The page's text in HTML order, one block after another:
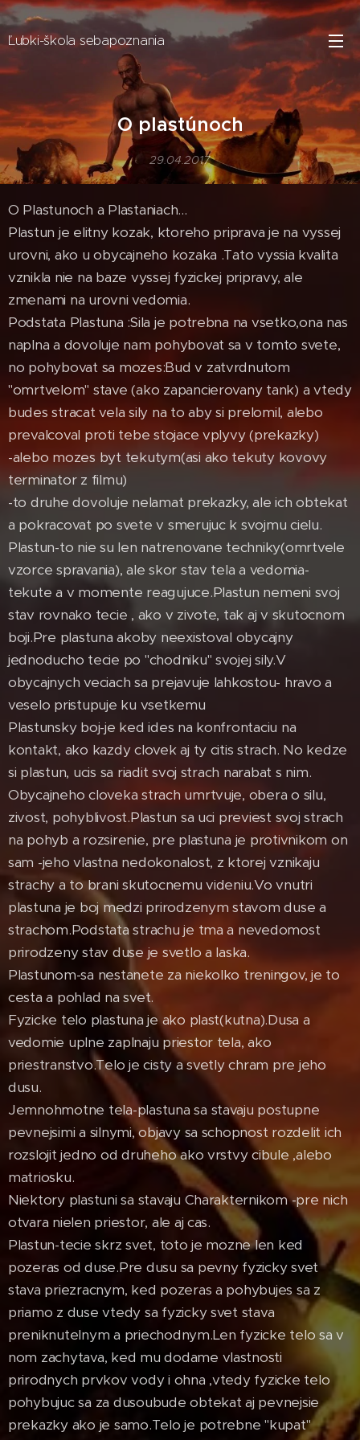
Ľubki-škola sebapoznania
O plastúnoch
29.04.2017
O Plastunoch a Plastaniach...
Plastun je elitny kozak, ktoreho priprava je na vyssej
urovni, ako u obycajneho kozaka .Tato vyssia kvalita
vznikla nie na baze vyssej fyzickej pripravy, ale
zmenami na urovni vedomia.
Podstata Plastuna :Sila je potrebna na vsetko,ona nas
naplna a dovoluje nam pohybovat sa v tomto svete,
no pohybovat sa mozes:Bud v zatvrdnutom
"omrtvelom" stave (ako zapancierovany tank) a vtedy
budes stracat vela sily na to aby si prelomil, alebo
prevalcoval proti tebe stojace vplyvy (prekazky)
-alebo mozes byt tekutym(asi ako tekuty kovovy
terminator z filmu)
-to druhe dovoluje nelamat prekazky, ale ich obtekat
a pokracovat po svete v smerujuc k svojmu cielu.
Plastun-to nie su len natrenovane techniky(omrtvele
vzorce spravania), ale skor stav tela a vedomia-
tekute a v momente reagujuce.Plastun nemeni svoj
stav rovnako tecie , ako v zivote, tak aj v skutocnom
boji.Pre plastuna akoby neexistoval obycajny
jednoducho tecie po "chodniku" svojej sily.V
obycajnych veciach sa prejavuje lahkostou- hravo a
veselo pristupuje ku vsetkemu
Plastunsky boj-je ked ides na konfrontaciu na
kontakt, ako kazdy clovek aj ty citis strach. No kedze
si plastun, ucis sa riadit svoj strach narabat s nim.
Obycajneho cloveka strach umrtvuje, obera o silu,
zivost, pohyblivost.Plastun sa uci previest svoj strach
na pohyb a rozsirenie, pre plastuna je protivnikom on
sam -jeho vlastna nedokonalost, z ktorej vznikaju
strachy a to brani skutocnemu videniu.Vo vnutri
plastuna je boj medzi prirodzenym stavom duse a
strachom.Podstata strachu je tma a nevedomost
prirodzeny stav duse je svetlo a laska.
Plastunom-sa nestanete za niekolko treningov, je to
cesta a pohlad na svet.
Fyzicke telo plastuna je ako plast(kutna).Dusa a
vedomie uplne zaplnaju priestor tela, ako
priestranstvo.Telo je cisty a svetly chram pre jeho
dusu.
Jemnohmotne tela-plastuna sa stavaju postupne
pevnejsimi a silnymi, objavy sa schopnost rozdelit ich
rozslojit jedno od druheho ako vrstvy cibule ,alebo
matriosku.
Niektory plastuni sa stavaju Charakternikom -pre nich
otvara nielen priestor, ale aj cas.
Plastun-tecie skrz svet, toto je mozne len ked
pozeras od duse.Pre dusu sa pevny fyzicky svet
stava priezracnym, ked pozeras a pohybujes sa z
priamo z duse vtedy sa fyzicky svet stava
preniknutelnym a priechodnym.Len fyzicke telo sa v
nom zachytava, ked mu dodame vlastnosti
prirodnych prvkov vody i ohna ,vtedy fyzicke telo
pohybujuc sa za dusoubude obtekat aj pevnejsie
prekazky ako je samo.Telo je potrebne "kupat"